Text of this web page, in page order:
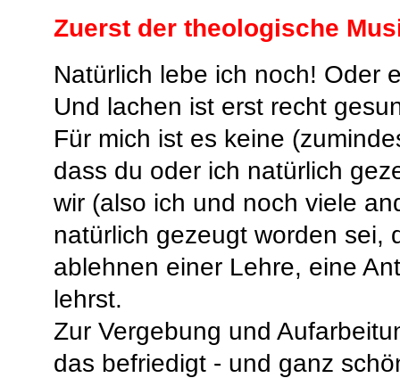
Zuerst der theologische
Natürlich lebe ich noch! Oder
Und lachen ist erst recht
Für mich ist es keine
dass du oder ich natürlich
wir (also ich und noch viele
natürlich gezeugt worden sei,
ablehnen einer Lehre, eine
lehrst.
Zur Vergebung und
das befriedigt - und ganz